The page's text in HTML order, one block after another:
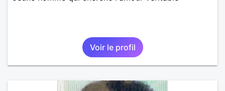
Voir le profil